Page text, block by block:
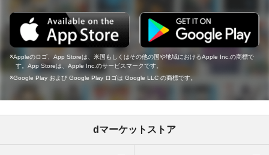
Appleのロゴ、App Storeは、米国もしくはその他の国や地域におけるApple Inc.の商標で
す。App Storeは、Apple Inc.のサービスマークです。
Google Play および Google Play ロゴは Google LLC の商標です。
dマーケットストア